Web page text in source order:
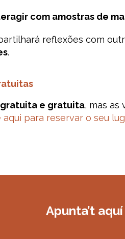
com amostras de
reflexões com
.
gratuita e gratuita, mas as
aqui para reservar o seu
Apunta’t